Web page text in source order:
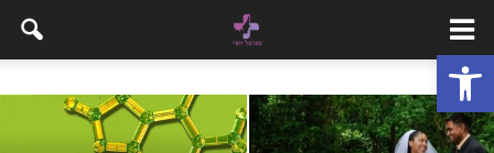
פתח סרגל נגישות